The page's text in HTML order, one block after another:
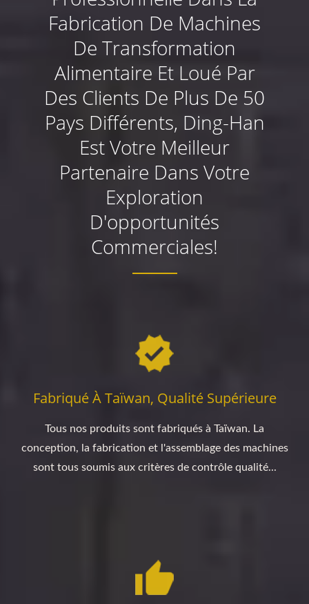
Fabrication De Machines
De Transformation
Alimentaire Et Loué Par
Des Clients De Plus De 50
Pays Différents, Ding-Han
Est Votre Meilleur
Partenaire Dans Votre
Exploration
D'opportunités
Commerciales!
Fabriqué À Taïwan, Qualité Supérieure
Tous nos produits sont fabriqués à Taïwan. La
conception, la fabrication et l'assemblage des machines
sont tous soumis aux critères de contrôle qualité...